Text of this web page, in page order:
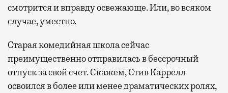
смотрится и вправду освежающе. Или, во всяком
случае, уместно.
Старая комедийная школа сейчас
преимущественно отправилась в бессрочный
отпуск за свой счет. Скажем, Стив Каррелл
освоился в более или менее драматических ролях,